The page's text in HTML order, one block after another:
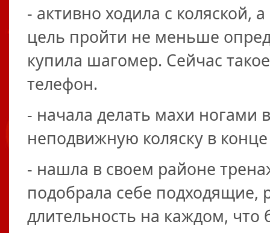
- активно ходила с коляской,
цель пройти не меньше
купила шагомер. Сейчас
телефон.
- начала делать махи ногами
неподвижную коляску в
- нашла в своем районе
подобрала себе подходящие,
длительность на каждом, что